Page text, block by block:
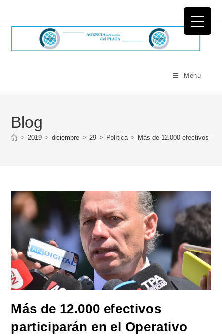
Menú
Blog
> 2019 > diciembre > 29 > Política > Más de 12.000 efectivos
Más de 12.000 efectivos
participarán en el Operativo